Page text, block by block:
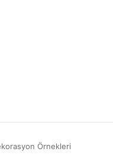
Örnekleri